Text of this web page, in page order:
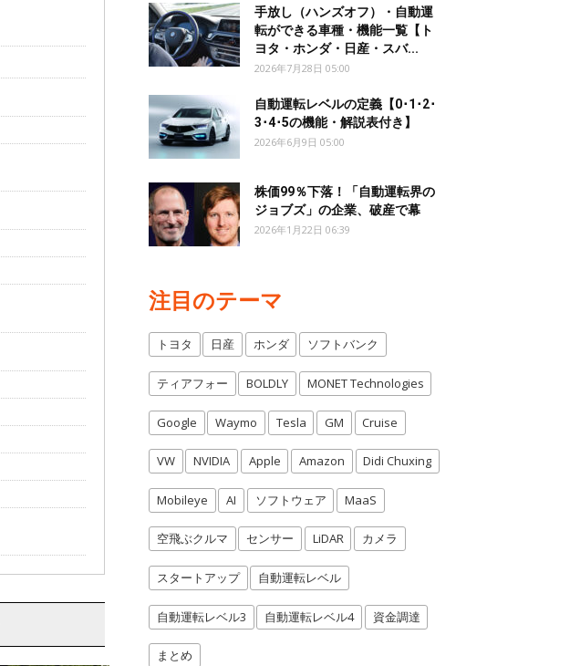
手放し（ハンズオフ）・自動運
転ができる車種・機能一覧【ト
ヨタ・ホンダ・日産・スバ...
2026年7月28日 05:00
自動運転レベルの定義【0･1･2･
3･4･5の機能・解説表付き】
2026年6月9日 05:00
株価99％下落！「自動運転界の
ジョブズ」の企業、破産で幕
2026年1月22日 06:39
注目のテーマ
トヨタ 日産 ホンダ ソフトバンク
ティアフォー BOLDLY MONET Technologies
Google Waymo Tesla GM Cruise
VW NVIDIA Apple Amazon Didi Chuxing
Mobileye AI ソフトウェア MaaS
空飛ぶクルマ センサー LiDAR カメラ
スタートアップ 自動運転レベル
自動運転レベル3 自動運転レベル4 資金調達
まとめ